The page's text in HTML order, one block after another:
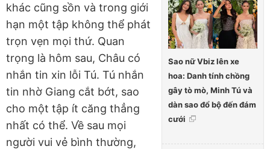
Sao nữ Vbiz lên xe
hoa: Danh tính chồng
gây tò mò, Minh Tú và
dàn sao đổ bộ đến đám
cưới
khác cũng sồn và trong giới
hạn một tập không thể phát
trọn vẹn mọi thứ. Quan
trọng là hôm sau, Châu có
nhắn tin xin lỗi Tú. Tú nhắn
tin nhờ Giang cắt bớt, sao
cho một tập ít căng thẳng
nhất có thể. Về sau mọi
người vui vẻ bình thường,